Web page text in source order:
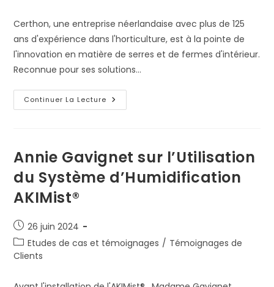
Certhon, une entreprise néerlandaise avec plus de 125
ans d'expérience dans l'horticulture, est à la pointe de
l'innovation en matière de serres et de fermes d'intérieur.
Reconnue pour ses solutions…
Continuer La Lecture CERTHON:
Optimise
Avec
AKIMist®
Annie Gavignet sur l’Utilisation
du Système d’Humidification
AKIMist®
Publication
publiée :
26 juin 2024
Post
category:
Etudes de cas et témoignages / Témoignages de
Clients